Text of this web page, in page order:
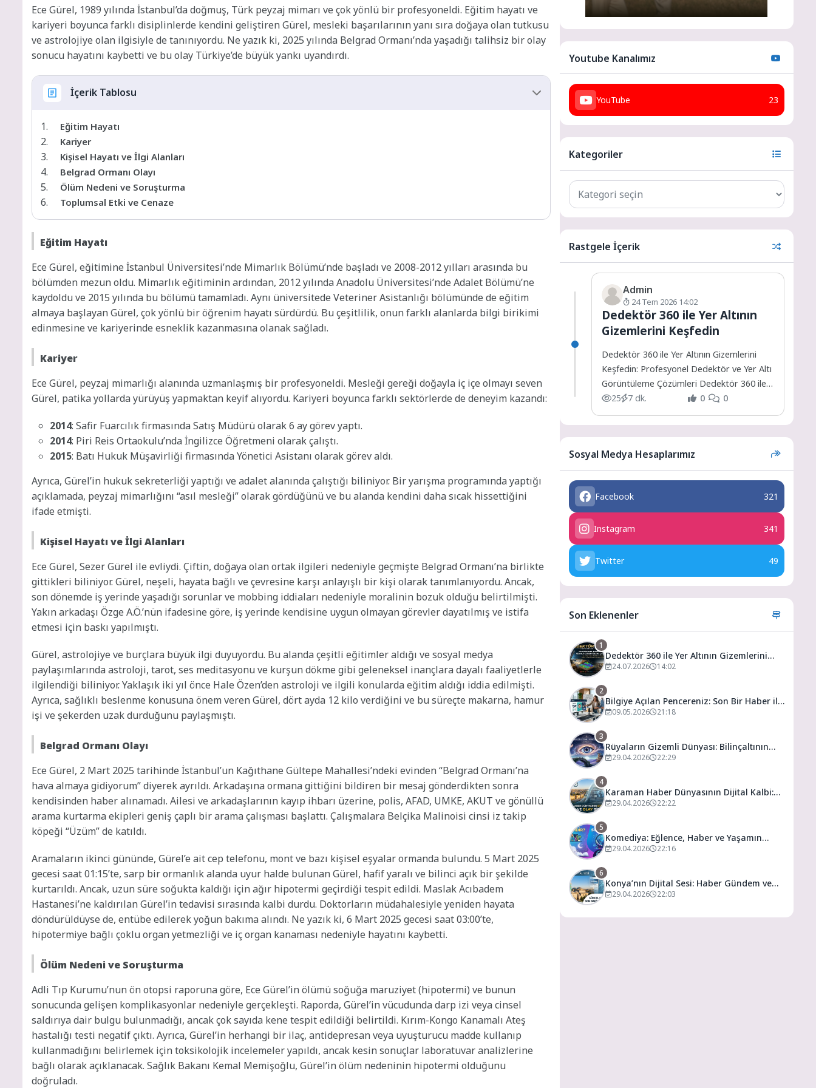
Ece Gürel, 1989 yılında İstanbul’da doğmuş, Türk peyzaj mimarı ve çok yönlü bir profesyoneldi. Eğitim hayatı ve
kariyeri boyunca farklı disiplinlerde kendini geliştiren Gürel, mesleki başarılarının yanı sıra doğaya olan tutkusu
ve astrolojiye olan ilgisiyle de tanınıyordu. Ne yazık ki, 2025 yılında Belgrad Ormanı’nda yaşadığı talihsiz bir olay
sonucu hayatını kaybetti ve bu olay Türkiye’de büyük yankı uyandırdı.
İçerik Tablosu
Eğitim Hayatı
Kariyer
Kişisel Hayatı ve İlgi Alanları
Belgrad Ormanı Olayı
Ölüm Nedeni ve Soruşturma
Toplumsal Etki ve Cenaze
Eğitim Hayatı
Ece Gürel, eğitimine İstanbul Üniversitesi’nde Mimarlık Bölümü’nde başladı ve 2008-2012 yılları arasında bu
bölümden mezun oldu. Mimarlık eğitiminin ardından, 2012 yılında Anadolu Üniversitesi’nde Adalet Bölümü’ne
kaydoldu ve 2015 yılında bu bölümü tamamladı. Aynı üniversitede Veteriner Asistanlığı bölümünde de eğitim
almaya başlayan Gürel, çok yönlü bir öğrenim hayatı sürdürdü. Bu çeşitlilik, onun farklı alanlarda bilgi birikimi
edinmesine ve kariyerinde esneklik kazanmasına olanak sağladı.
Kariyer
Ece Gürel, peyzaj mimarlığı alanında uzmanlaşmış bir profesyoneldi. Mesleği gereği doğayla iç içe olmayı seven
Gürel, patika yollarda yürüyüş yapmaktan keyif alıyordu. Kariyeri boyunca farklı sektörlerde de deneyim kazandı:
2014: Safir Fuarcılık firmasında Satış Müdürü olarak 6 ay görev yaptı.
2014: Piri Reis Ortaokulu’nda İngilizce Öğretmeni olarak çalıştı.
2015: Batı Hukuk Müşavirliği firmasında Yönetici Asistanı olarak görev aldı.
Ayrıca, Gürel’in hukuk sekreterliği yaptığı ve adalet alanında çalıştığı biliniyor. Bir yarışma programında yaptığı
açıklamada, peyzaj mimarlığını “asıl mesleği” olarak gördüğünü ve bu alanda kendini daha sıcak hissettiğini
ifade etmişti.
Kişisel Hayatı ve İlgi Alanları
Ece Gürel, Sezer Gürel ile evliydi. Çiftin, doğaya olan ortak ilgileri nedeniyle geçmişte Belgrad Ormanı’na birlikte
gittikleri biliniyor. Gürel, neşeli, hayata bağlı ve çevresine karşı anlayışlı bir kişi olarak tanımlanıyordu. Ancak,
son dönemde iş yerinde yaşadığı sorunlar ve mobbing iddiaları nedeniyle moralinin bozuk olduğu belirtilmişti.
Yakın arkadaşı Özge A.Ö.’nün ifadesine göre, iş yerinde kendisine uygun olmayan görevler dayatılmış ve istifa
etmesi için baskı yapılmıştı.
Gürel, astrolojiye ve burçlara büyük ilgi duyuyordu. Bu alanda çeşitli eğitimler aldığı ve sosyal medya
paylaşımlarında astroloji, tarot, ses meditasyonu ve kurşun dökme gibi geleneksel inançlara dayalı faaliyetlerle
ilgilendiği biliniyor. Yaklaşık iki yıl önce Hale Özen’den astroloji ve ilgili konularda eğitim aldığı iddia edilmişti.
Ayrıca, sağlıklı beslenme konusuna önem veren Gürel, dört ayda 12 kilo verdiğini ve bu süreçte makarna, hamur
işi ve şekerden uzak durduğunu paylaşmıştı.
Belgrad Ormanı Olayı
Ece Gürel, 2 Mart 2025 tarihinde İstanbul’un Kağıthane Gültepe Mahallesi’ndeki evinden “Belgrad Ormanı’na
hava almaya gidiyorum” diyerek ayrıldı. Arkadaşına ormana gittiğini bildiren bir mesaj gönderdikten sonra
kendisinden haber alınamadı. Ailesi ve arkadaşlarının kayıp ihbarı üzerine, polis, AFAD, UMKE, AKUT ve gönüllü
arama kurtarma ekipleri geniş çaplı bir arama çalışması başlattı. Çalışmalara Belçika Malinoisi cinsi iz takip
köpeği “Üzüm” de katıldı.
Aramaların ikinci gününde, Gürel’e ait cep telefonu, mont ve bazı kişisel eşyalar ormanda bulundu. 5 Mart 2025
gecesi saat 01:15’te, sarp bir ormanlık alanda uyur halde bulunan Gürel, hafif yaralı ve bilinci açık bir şekilde
kurtarıldı. Ancak, uzun süre soğukta kaldığı için ağır hipotermi geçirdiği tespit edildi. Maslak Acıbadem
Hastanesi’ne kaldırılan Gürel’in tedavisi sırasında kalbi durdu. Doktorların müdahalesiyle yeniden hayata
döndürüldüyse de, entübe edilerek yoğun bakıma alındı. Ne yazık ki, 6 Mart 2025 gecesi saat 03:00’te,
hipotermiye bağlı çoklu organ yetmezliği ve iç organ kanaması nedeniyle hayatını kaybetti.
Ölüm Nedeni ve Soruşturma
Adli Tıp Kurumu’nun ön otopsi raporuna göre, Ece Gürel’in ölümü soğuğa maruziyet (hipotermi) ve bunun
sonucunda gelişen komplikasyonlar nedeniyle gerçekleşti. Raporda, Gürel’in vücudunda darp izi veya cinsel
saldırıya dair bulgu bulunmadığı, ancak çok sayıda kene tespit edildiği belirtildi. Kırım-Kongo Kanamalı Ateş
hastalığı testi negatif çıktı. Ayrıca, Gürel’in herhangi bir ilaç, antidepresan veya uyuşturucu madde kullanıp
kullanmadığını belirlemek için toksikolojik incelemeler yapıldı, ancak kesin sonuçlar laboratuvar analizlerine
bağlı olarak açıklanacak. Sağlık Bakanı Kemal Memişoğlu, Gürel’in ölüm nedeninin hipotermi olduğunu
doğruladı.
Youtube Kanalımız
YouTube 23
Kategoriler
Rastgele İçerik
Admin
24 Tem 2026 14:02
Dedektör 360 ile Yer Altının
Gizemlerini Keşfedin
Dedektör 360 ile Yer Altının Gizemlerini
Keşfedin: Profesyonel Dedektör ve Yer Altı
Görüntüleme Çözümleri Dedektör 360 ile
Yer Altının Gizemlerini...
25 7 dk. 0 0
Sosyal Medya Hesaplarımız
Facebook 321
Instagram 341
Twitter 49
Son Eklenenler
1
Dedektör 360 ile Yer Altının Gizemlerini
Keşfedin
24.07.2026 14:02
2
Bilgiye Açılan Pencereniz: Son Bir Haber ile
Tanıyın ve Keşfedin
09.05.2026 21:18
3
Rüyaların Gizemli Dünyası: Bilinçaltının
Kapısını Aralamak
29.04.2026 22:29
4
Karaman Haber Dünyasının Dijital Kalbi:
Gündem ve Olay
29.04.2026 22:22
5
Komediya: Eğlence, Haber ve Yaşamın
Dijital Buluşma Noktası
29.04.2026 22:16
6
Konya’nın Dijital Sesi: Haber Gündem ve
Yaşamın Merkezi
29.04.2026 22:03